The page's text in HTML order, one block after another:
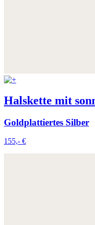
Halskette mit
Goldplattiertes Silber
155,- €